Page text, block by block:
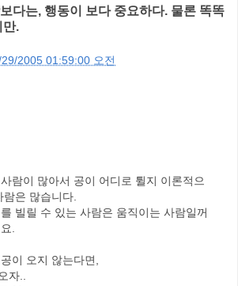
다는, 행동이 보다 중요하다. 물론 똑똑
만.
2005 01:59:00 오전
람이 많아서 공이 어디로 튈지 이론적으
은 많습니다.
빌릴 수 있는 사람은 움직이는 사람일꺼
.
이 오지 않는다면,
자..